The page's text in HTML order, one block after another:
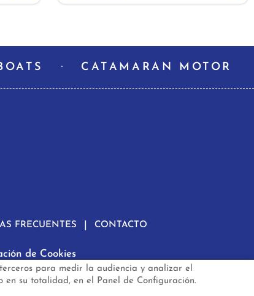
para medir la audiencia y analizar el
su totalidad, en el Panel de Configuración.
CATAMARAN MOTOR
FRECUENTES CONTACTO
de Cookies